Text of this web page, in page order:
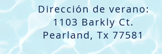
Dirección de verano:
1103 Barkly Ct.
Pearland, Tx 77581